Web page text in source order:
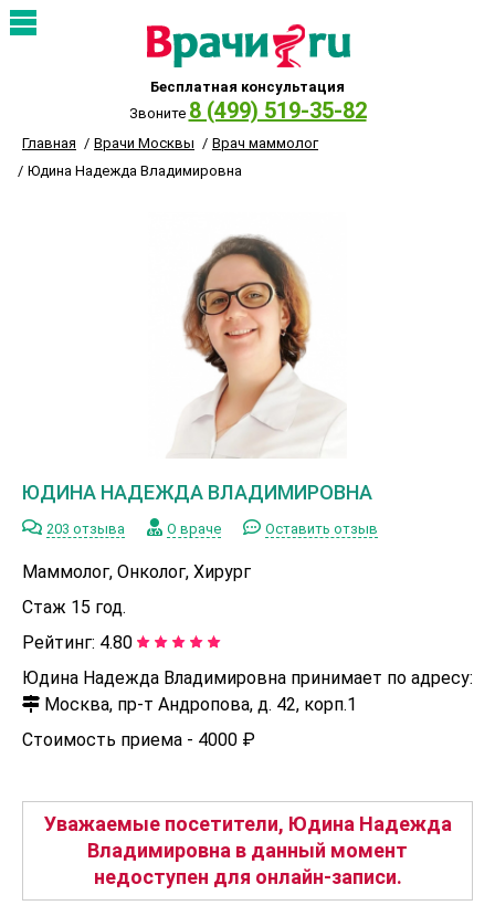
Бесплатная консультация
Звоните 8 (499) 519-35-82
Главная Врачи Москвы
Врач маммолог
Юдина Надежда Владимировна
ЮДИНА НАДЕЖДА ВЛАДИМИРОВНА
203 отзыва О враче Оставить отзыв
Маммолог, Онколог, Хирург
Стаж 15 год.
Рейтинг: 4.80
Юдина Надежда Владимировна принимает по адресу:
Москва, пр-т Андропова, д. 42, корп.1
Стоимость приема - 4000 ₽
Уважаемые посетители, Юдина Надежда
Владимировна в данный момент
недоступен для онлайн-записи.